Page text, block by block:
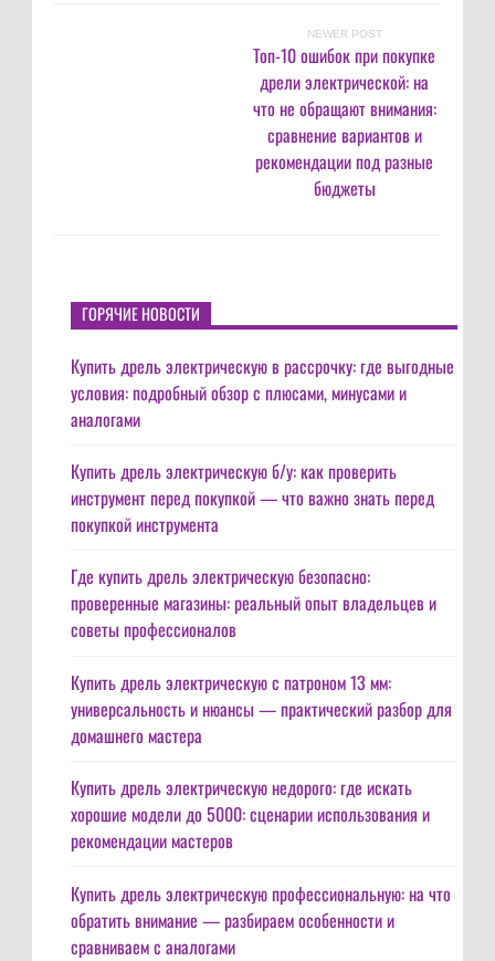
NEWER POST
Топ-10 ошибок при покупке
дрели электрической: на
что не обращают внимания:
сравнение вариантов и
рекомендации под разные
бюджеты
ГОРЯЧИЕ НОВОСТИ
Купить дрель электрическую в рассрочку: где выгодные
условия: подробный обзор с плюсами, минусами и
аналогами
Купить дрель электрическую б/у: как проверить
инструмент перед покупкой — что важно знать перед
покупкой инструмента
Где купить дрель электрическую безопасно:
проверенные магазины: реальный опыт владельцев и
советы профессионалов
Купить дрель электрическую с патроном 13 мм:
универсальность и нюансы — практический разбор для
домашнего мастера
Купить дрель электрическую недорого: где искать
хорошие модели до 5000: сценарии использования и
рекомендации мастеров
Купить дрель электрическую профессиональную: на что
обратить внимание — разбираем особенности и
сравниваем с аналогами